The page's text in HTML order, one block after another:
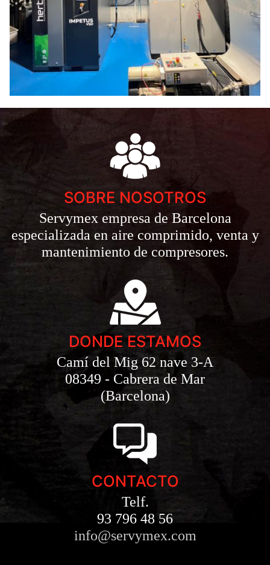
SOBRE NOSOTROS
Servymex empresa de Barcelona
especializada en aire comprimido, venta y
mantenimiento de compresores.
DONDE ESTAMOS
Camí del Mig 62 nave 3-A
08349 - Cabrera de Mar
(Barcelona)
CONTACTO
Telf.
93 796 48 56
info@servymex.com